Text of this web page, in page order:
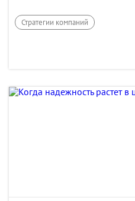
Стратегии компаний